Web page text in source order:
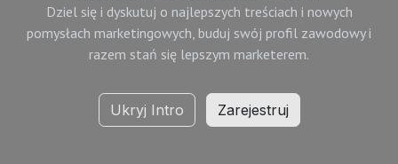
Dziel się i dyskutuj o najlepszych treściach i nowych
pomysłach marketingowych, buduj swój profil zawodowy i
razem stań się lepszym marketerem.
Ukryj Intro Zarejestruj